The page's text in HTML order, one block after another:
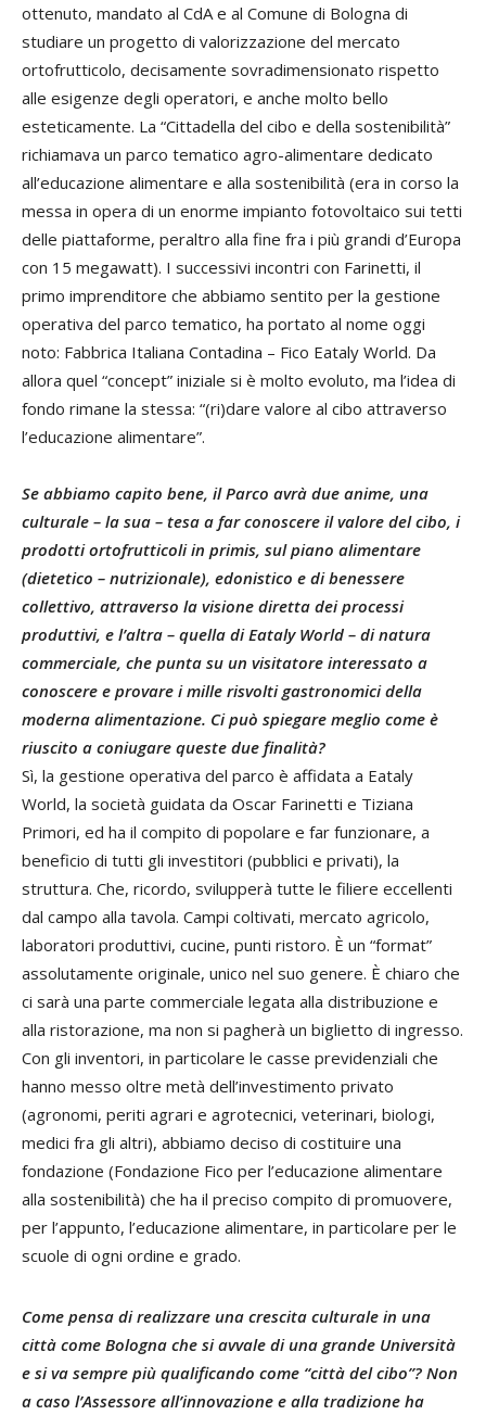
ottenuto, mandato al CdA e al Comune di Bologna di
studiare un progetto di valorizzazione del mercato
ortofrutticolo, decisamente sovradimensionato rispetto
alle esigenze degli operatori, e anche molto bello
esteticamente. La “Cittadella del cibo e della sostenibilità”
richiamava un parco tematico agro-alimentare dedicato
all’educazione alimentare e alla sostenibilità (era in corso la
messa in opera di un enorme impianto fotovoltaico sui tetti
delle piattaforme, peraltro alla fine fra i più grandi d’Europa
con 15 megawatt). I successivi incontri con Farinetti, il
primo imprenditore che abbiamo sentito per la gestione
operativa del parco tematico, ha portato al nome oggi
noto: Fabbrica Italiana Contadina – Fico Eataly World. Da
allora quel “concept” iniziale si è molto evoluto, ma l’idea di
fondo rimane la stessa: “(ri)dare valore al cibo attraverso
l’educazione alimentare”.
Se abbiamo capito bene, il Parco avrà due anime, una
culturale – la sua – tesa a far conoscere il valore del cibo, i
prodotti ortofrutticoli in primis, sul piano alimentare
(dietetico – nutrizionale), edonistico e di benessere
collettivo, attraverso la visione diretta dei processi
produttivi, e l’altra – quella di Eataly World – di natura
commerciale, che punta su un visitatore interessato a
conoscere e provare i mille risvolti gastronomici della
moderna alimentazione. Ci può spiegare meglio come è
riuscito a coniugare queste due finalità?
Sì, la gestione operativa del parco è affidata a Eataly
World, la società guidata da Oscar Farinetti e Tiziana
Primori, ed ha il compito di popolare e far funzionare, a
beneficio di tutti gli investitori (pubblici e privati), la
struttura. Che, ricordo, svilupperà tutte le filiere eccellenti
dal campo alla tavola. Campi coltivati, mercato agricolo,
laboratori produttivi, cucine, punti ristoro. È un “format”
assolutamente originale, unico nel suo genere. È chiaro che
ci sarà una parte commerciale legata alla distribuzione e
alla ristorazione, ma non si pagherà un biglietto di ingresso.
Con gli inventori, in particolare le casse previdenziali che
hanno messo oltre metà dell’investimento privato
(agronomi, periti agrari e agrotecnici, veterinari, biologi,
medici fra gli altri), abbiamo deciso di costituire una
fondazione (Fondazione Fico per l’educazione alimentare
alla sostenibilità) che ha il preciso compito di promuovere,
per l’appunto, l’educazione alimentare, in particolare per le
scuole di ogni ordine e grado.
Come pensa di realizzare una crescita culturale in una
città come Bologna che si avvale di una grande Università
e si va sempre più qualificando come “città del cibo”? Non
a caso l’Assessore all’innovazione e alla tradizione ha